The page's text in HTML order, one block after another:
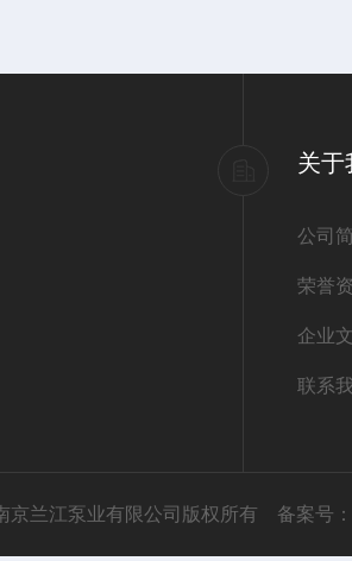
关于
公司
荣誉
企业
联系
京兰江泵业有限公司版权所有 备案号